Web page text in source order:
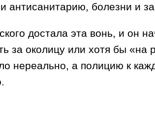
антисанитарию, болезни и
достала эта вонь, и он
за околицу или хотя бы «на
нереально, а полицию к